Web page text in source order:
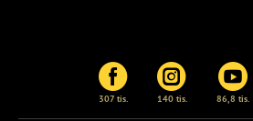
307 tis. 140 tis. 86,8 tis.